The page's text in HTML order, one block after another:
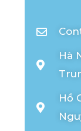
Hà
Hồ